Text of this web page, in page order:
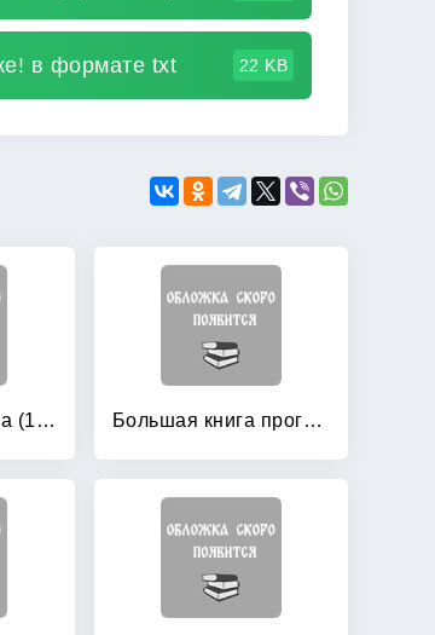
в формате txt 22 KB
Балканская война (1877 — 1878): Освобождение Болгарии от турецкого ига Большая книга прогресса